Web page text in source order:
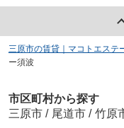
三原市の賃貸｜マコトエステ
ー須波
市区町村から探す
三原市 / 尾道市 / 竹原